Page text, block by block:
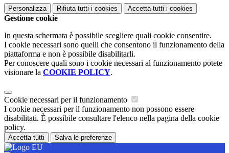
Personalizza Rifiuta tutti i cookies Accetta tutti i cookies
Gestione cookie
In questa schermata è possibile scegliere quali cookie consentire.
I cookie necessari sono quelli che consentono il funzionamento della
piattaforma e non è possibile disabilitarli.
Per conoscere quali sono i cookie necessari al funzionamento potete
visionare la COOKIE POLICY.
Cookie necessari per il funzionamento
I cookie necessari per il funzionamento non possono essere
disabilitati. È possibile consultare l'elenco nella pagina della cookie
policy.
Accetta tutti Salva le preferenze